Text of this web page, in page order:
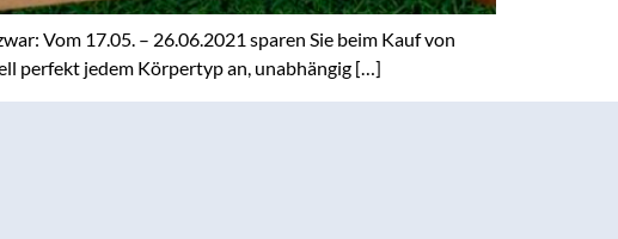
Vom 17.05. – 26.06.2021 sparen Sie beim Kauf von
perfekt jedem Körpertyp an, unabhängig […]